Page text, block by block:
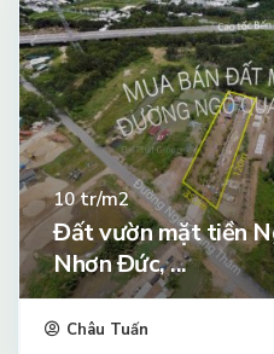
10tr/m2
Đất vườn mặt tiền
Nhơn Đức, ...
Châu Tuấn